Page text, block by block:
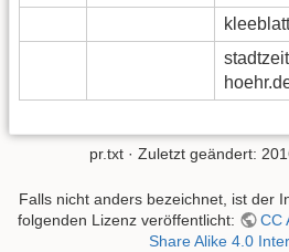
pr.txt · Zuletzt geändert:
Falls nicht anders bezeichnet, ist der
folgenden Lizenz veröffentlicht:
CC
Share Alike 4.0